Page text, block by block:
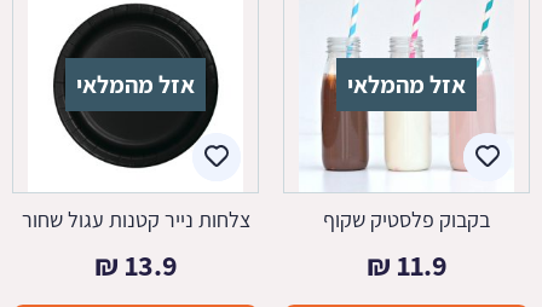
אזל מהמלאי
בקבוק פלסטיק שקוף
11.9
₪
אזל מהמלאי
צלחות נייר קטנות עגול שחור
13.9
₪